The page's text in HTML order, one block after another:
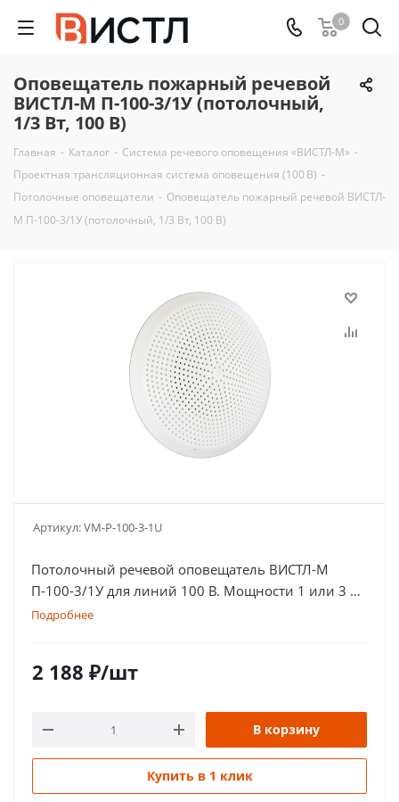
0
Оповещатель пожарный речевой
ВИСТЛ-М П-100-3/1У (потолочный,
1/3 Вт, 100 В)
Главная - Каталог - Система речевого оповещения «ВИСТЛ-М» -
Проектная трансляционная система оповещения (100 В) -
Потолочные оповещатели - Оповещатель пожарный речевой ВИСТЛ-
М П-100-3/1У (потолочный, 1/3 Вт, 100 В)
Артикул:VM-P-100-3-1U
Потолочный речевой оповещатель ВИСТЛ-М
П-100-3/1У для линий 100 В. Мощности 1 или 3 Вт.
Корпус в белом цвете
Подробнее
2 188 ₽/шт
В корзину
Купить в 1 клик